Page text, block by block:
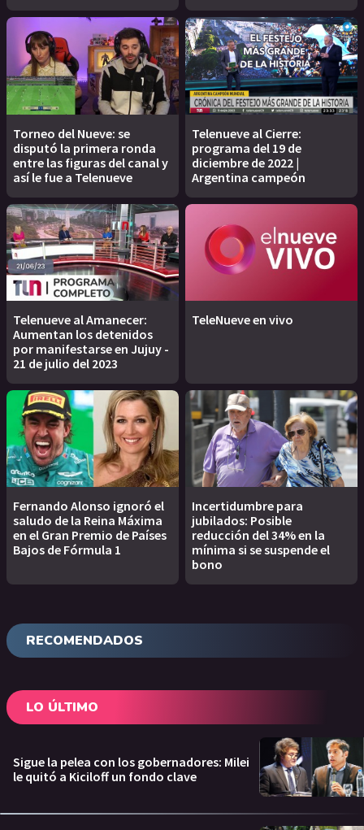
Torneo del Nueve: se
disputó la primera ronda
entre las figuras del canal y
así le fue a Telenueve
Telenueve al Cierre:
programa del 19 de
diciembre de 2022 |
Argentina campeón
Telenueve al Amanecer:
Aumentan los detenidos
por manifestarse en Jujuy -
21 de julio del 2023
TeleNueve en vivo
Fernando Alonso ignoró el
saludo de la Reina Máxima
en el Gran Premio de Países
Bajos de Fórmula 1
Incertidumbre para
jubilados: Posible
reducción del 34% en la
mínima si se suspende el
bono
RECOMENDADOS
LO ÚLTIMO
Sigue la pelea con los gobernadores: Milei
le quitó a Kiciloff un fondo clave